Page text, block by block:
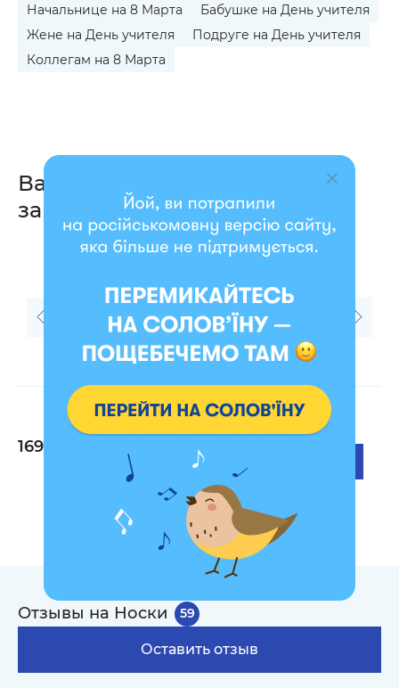
Начальнице на 8 Марта
Бабушке на День учителя
Жене на День учителя
Подруге на День учителя
Коллегам на 8 Марта
Вас также могут
заинтересовать
Носки «Мельница»
169 грн
Носки «Украинские
вытынанки» светлые
169 грн
Отзывы на Носки 59
Оставить отзыв